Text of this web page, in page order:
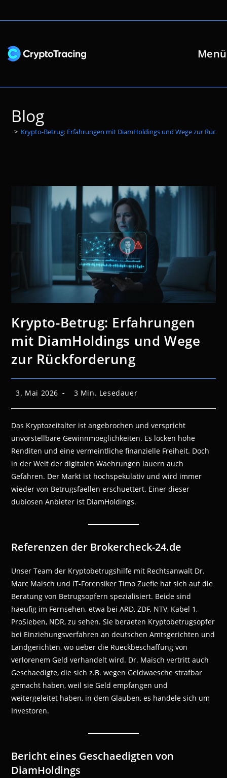
Inhalt
Menü
Blog
> Krypto-Betrug: Erfahrungen mit DiamHoldings und Wege zur
Krypto-Betrug: Erfahrungen
mit DiamHoldings und Wege
zur Rückforderung
Beitrag
3. Mai 2026 Lesedauer:
3 Min. Lesedauer
Das Kryptozeitalter ist angebrochen und verspricht
unvorstellbare Gewinnmoeglichkeiten. Es locken hohe
Renditen und eine vermeintliche finanzielle Freiheit. Doch
in der Welt der digitalen Waehrungen lauern auch
Gefahren. Der Markt ist hochspekulativ und wird immer
wieder von Betrugsfaellen erschuettert. Einer dieser
dubiosen Anbieter ist DiamHoldings.
Referenzen der Brokercheck-24.de
Unser Team der Kryptobetrugshilfe mit Rechtsanwalt Dr.
Marc Maisch und IT-Forensiker Timo Zuefle hat sich auf die
Beratung von Betrugsopfern spezialisiert. Beide sind
haeufig im Fernsehen, etwa bei ARD, ZDF, NTV, Kabel 1,
ProSieben, NDR, zu sehen. Sie beraeten Kryptobetrugsopfer
bei Einziehungsverfahren an deutschen Amtsgerichten und
Landgerichten, wo ueber die Rueckbeschaffung von
verlorenem Geld verhandelt wird. Dr. Maisch vertritt auch
Geschaedigte, die sich z.B. wegen Geldwaesche strafbar
gemacht haben, weil sie Geld empfangen und
weitergeleitet haben, in dem Glauben, es handele sich um
Investoren.
Bericht eines Geschaedigten von
DiamHoldings